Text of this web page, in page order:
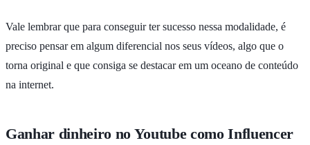
Vale lembrar que para conseguir ter sucesso nessa modalidade, é
preciso pensar em algum diferencial nos seus vídeos, algo que o
torna original e que consiga se destacar em um oceano de conteúdo
na internet.
Ganhar dinheiro no Youtube como Influencer